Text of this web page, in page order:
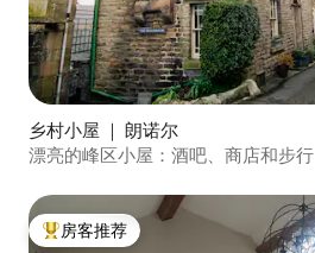
乡村小屋 ｜ 朗诺尔
漂亮的峰区小屋：酒吧、商店和步行
热门「房客推荐」
房客推荐